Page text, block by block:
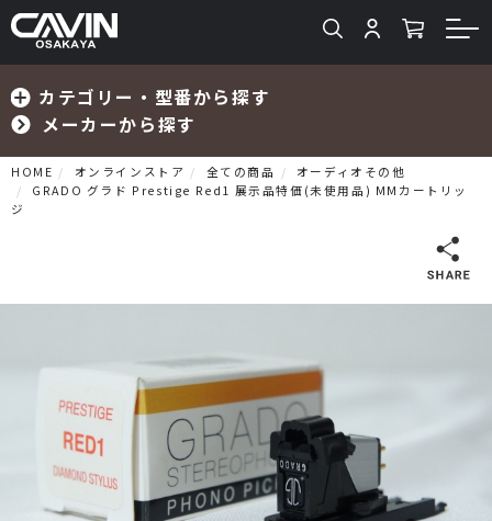
カテゴリー・型番から探す
メーカーから探す
検索
プリアンプ
パワーアンプ
CDプレーヤー・レシーバー
HOME オンラインストア 全ての商品
オーディオその他
GRADO グラド Prestige Red1 展示品特価(未使用品) MMカートリッ
ジ